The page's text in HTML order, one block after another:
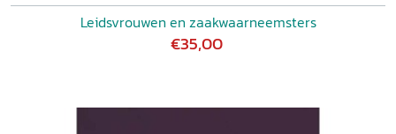
Leidsvrouwen en zaakwaarneemsters
€35,00